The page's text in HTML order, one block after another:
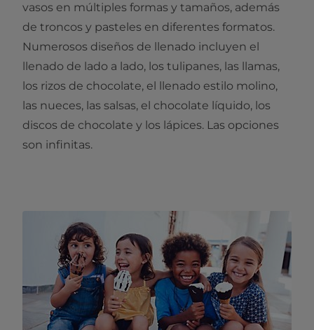
vasos en múltiples formas y tamaños, además
de troncos y pasteles en diferentes formatos.
Numerosos diseños de llenado incluyen el
llenado de lado a lado, los tulipanes, las llamas,
los rizos de chocolate, el llenado estilo molino,
las nueces, las salsas, el chocolate líquido, los
discos de chocolate y los lápices. Las opciones
son infinitas.​​